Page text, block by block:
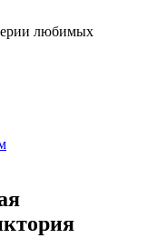
любимых